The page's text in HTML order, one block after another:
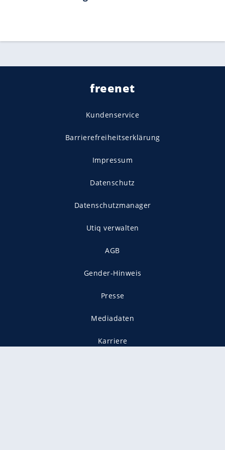
freenet
Kundenservice
Barrierefreiheitserklärung
Impressum
Datenschutz
Datenschutzmanager
Utiq verwalten
AGB
Gender-Hinweis
Presse
Mediadaten
Karriere